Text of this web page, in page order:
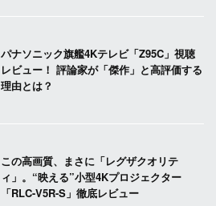
パナソニック旗艦4Kテレビ「Z95C」視聴
レビュー！ 評論家が「傑作」と高評価する
理由とは？
この高画質、まさに「レグザクオリテ
ィ」。“映える”小型4Kプロジェクター
「RLC-V5R-S」徹底レビュー